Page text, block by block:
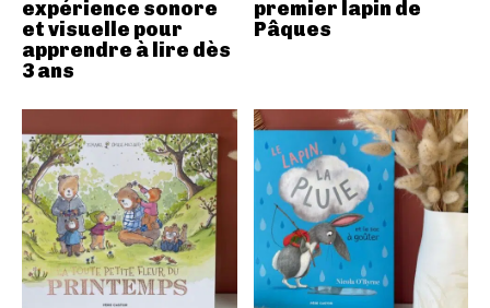
expérience sonore
et visuelle pour
apprendre à lire dès
3 ans
premier lapin de
Pâques